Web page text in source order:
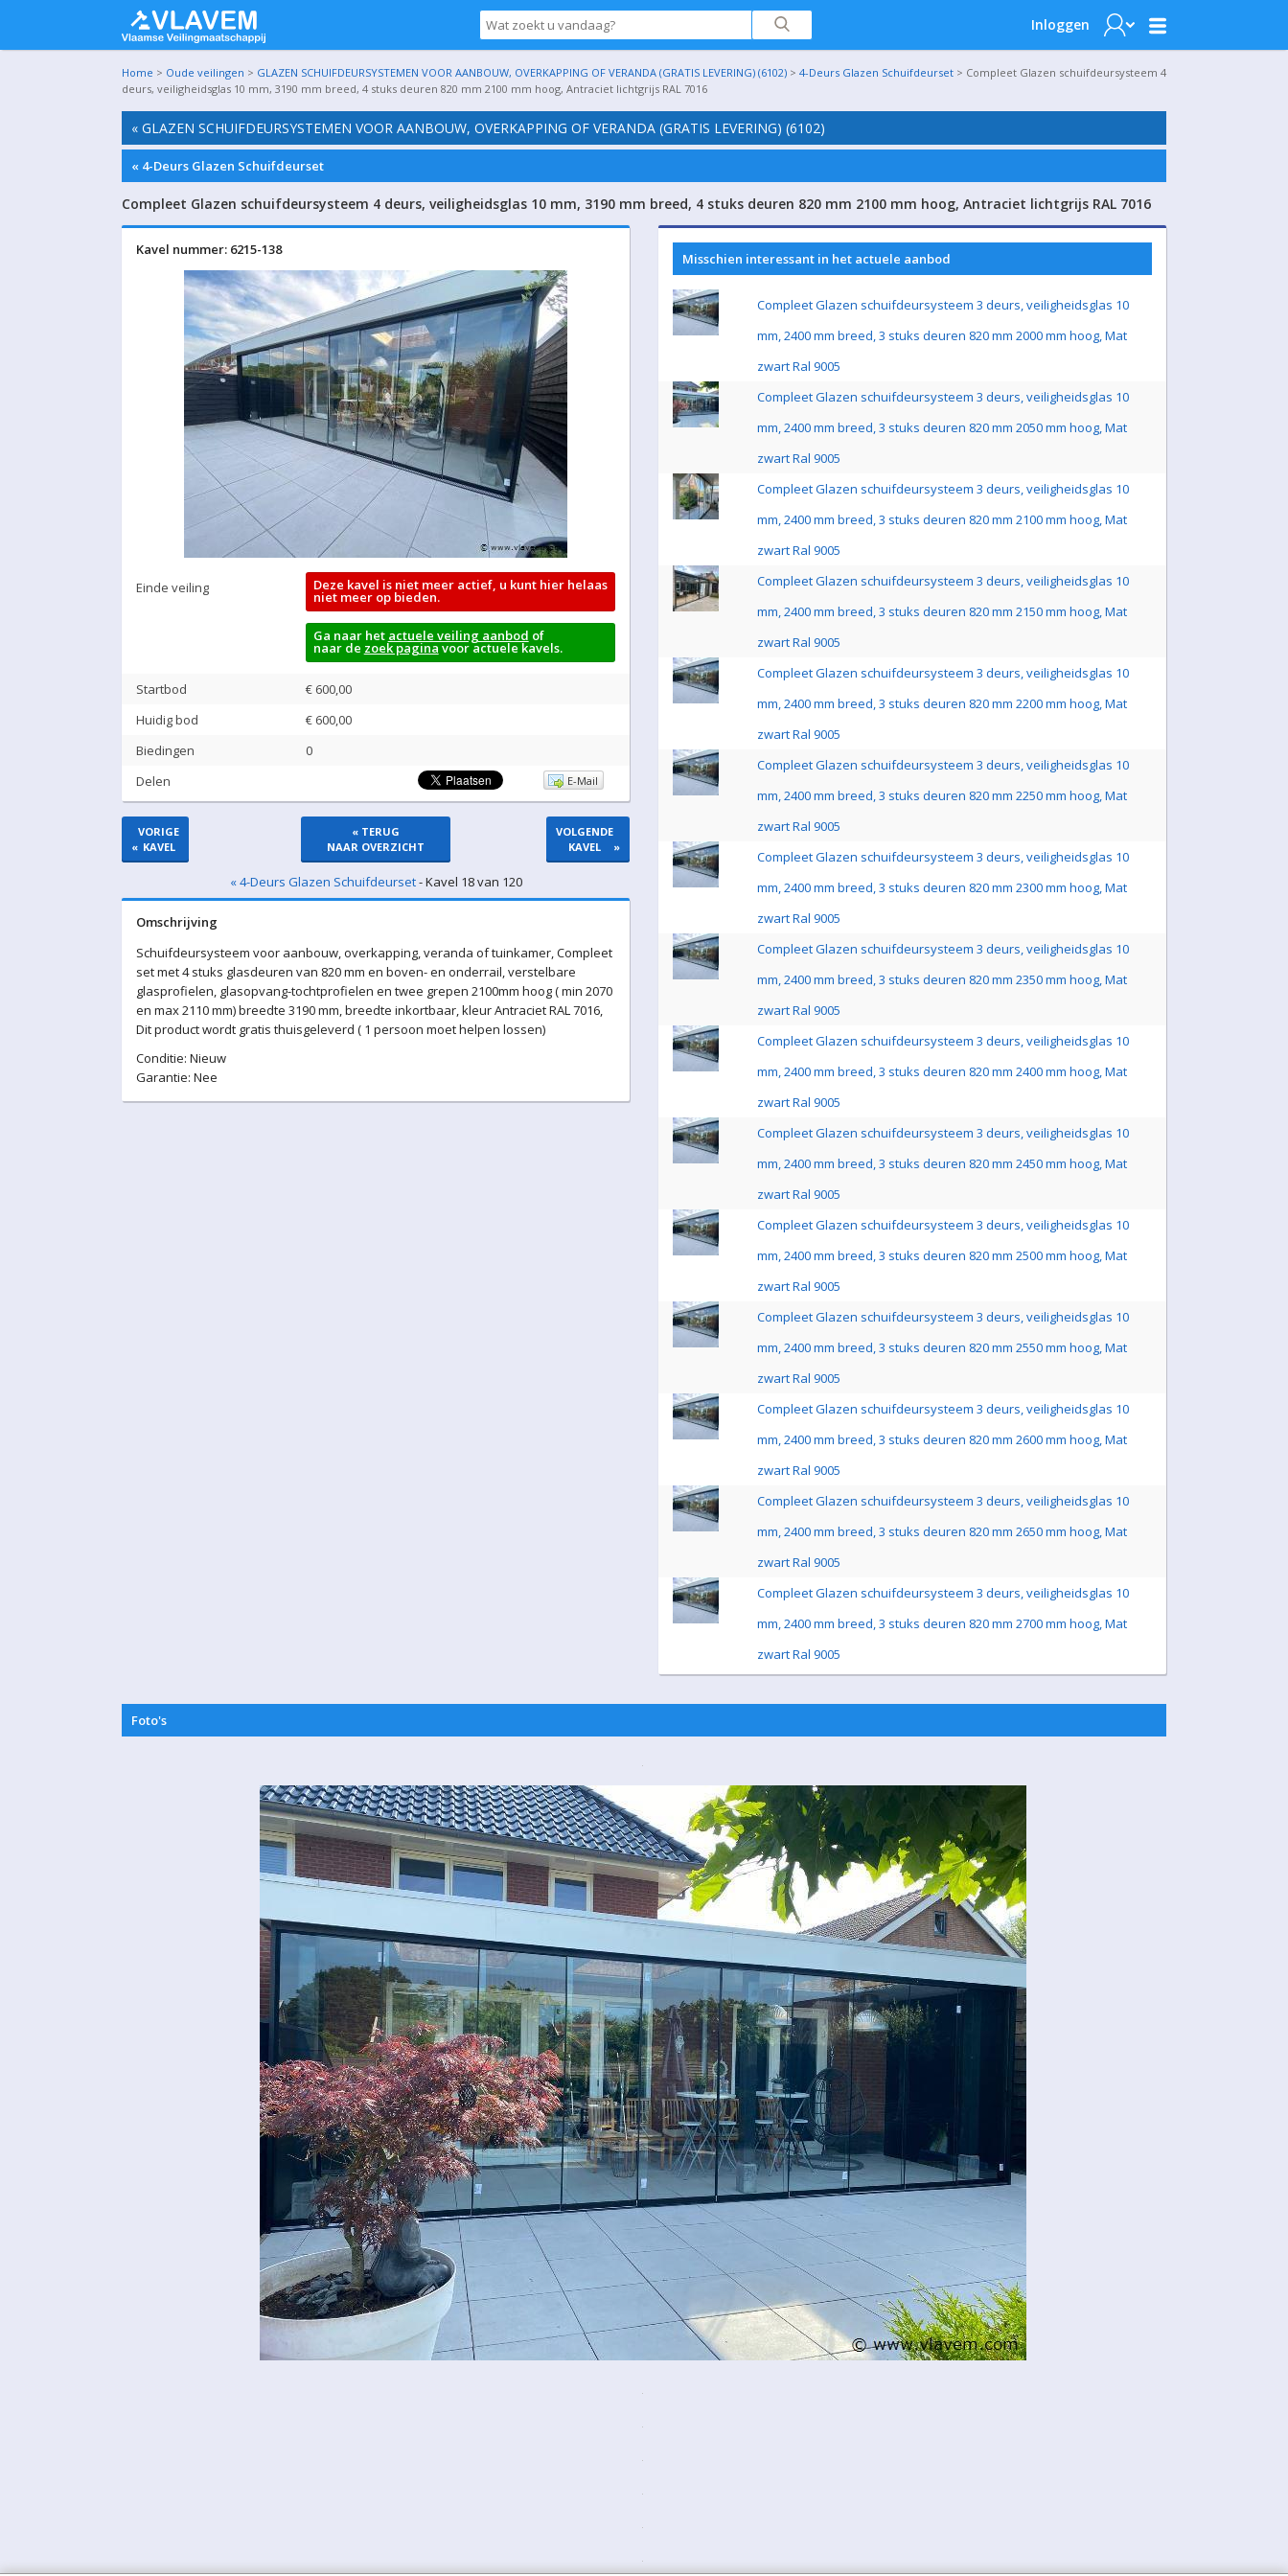
Inloggen
Home > Oude veilingen > GLAZEN SCHUIFDEURSYSTEMEN VOOR AANBOUW, OVERKAPPING OF VERANDA (GRATIS LEVERING) (6102) > 4-Deurs Glazen Schuifdeurset > Compleet Glazen schuifdeursysteem 4
deurs, veiligheidsglas 10 mm, 3190 mm breed, 4 stuks deuren 820 mm 2100 mm hoog, Antraciet lichtgrijs RAL 7016
« GLAZEN SCHUIFDEURSYSTEMEN VOOR AANBOUW, OVERKAPPING OF VERANDA (GRATIS LEVERING) (6102)
« 4-Deurs Glazen Schuifdeurset
Compleet Glazen schuifdeursysteem 4 deurs, veiligheidsglas 10 mm, 3190 mm breed, 4 stuks deuren 820 mm 2100 mm hoog, Antraciet lichtgrijs RAL 7016
Kavel nummer: 6215-138
Einde veiling Deze kavel is niet meer actief, u kunt hier helaas
niet meer op bieden.
Ga naar het actuele veiling aanbod of
naar de zoek paginavoor actuele kavels.
Startbod
€ 600,00
Huidig bod
€ 600,00
Biedingen
0
Delen
E-Mail
«
VORIGE
KAVEL
« TERUG
NAAR OVERZICHT
VOLGENDE
KAVEL
»
« 4-Deurs Glazen Schuifdeurset- Kavel 18 van 120
Omschrijving
Schuifdeursysteem voor aanbouw, overkapping, veranda of tuinkamer, Compleet
set met 4 stuks glasdeuren van 820 mm en boven- en onderrail, verstelbare
glasprofielen, glasopvang-tochtprofielen en twee grepen 2100mm hoog ( min 2070
en max 2110 mm) breedte 3190 mm, breedte inkortbaar, kleur Antraciet RAL 7016,
Dit product wordt gratis thuisgeleverd ( 1 persoon moet helpen lossen)
Conditie: Nieuw
Garantie: Nee
Misschien interessant in het actuele aanbod
Compleet Glazen schuifdeursysteem 3 deurs, veiligheidsglas 10
mm, 2400 mm breed, 3 stuks deuren 820 mm 2000 mm hoog, Mat
zwart Ral 9005
Compleet Glazen schuifdeursysteem 3 deurs, veiligheidsglas 10
mm, 2400 mm breed, 3 stuks deuren 820 mm 2050 mm hoog, Mat
zwart Ral 9005
Compleet Glazen schuifdeursysteem 3 deurs, veiligheidsglas 10
mm, 2400 mm breed, 3 stuks deuren 820 mm 2100 mm hoog, Mat
zwart Ral 9005
Compleet Glazen schuifdeursysteem 3 deurs, veiligheidsglas 10
mm, 2400 mm breed, 3 stuks deuren 820 mm 2150 mm hoog, Mat
zwart Ral 9005
Compleet Glazen schuifdeursysteem 3 deurs, veiligheidsglas 10
mm, 2400 mm breed, 3 stuks deuren 820 mm 2200 mm hoog, Mat
zwart Ral 9005
Compleet Glazen schuifdeursysteem 3 deurs, veiligheidsglas 10
mm, 2400 mm breed, 3 stuks deuren 820 mm 2250 mm hoog, Mat
zwart Ral 9005
Compleet Glazen schuifdeursysteem 3 deurs, veiligheidsglas 10
mm, 2400 mm breed, 3 stuks deuren 820 mm 2300 mm hoog, Mat
zwart Ral 9005
Compleet Glazen schuifdeursysteem 3 deurs, veiligheidsglas 10
mm, 2400 mm breed, 3 stuks deuren 820 mm 2350 mm hoog, Mat
zwart Ral 9005
Compleet Glazen schuifdeursysteem 3 deurs, veiligheidsglas 10
mm, 2400 mm breed, 3 stuks deuren 820 mm 2400 mm hoog, Mat
zwart Ral 9005
Compleet Glazen schuifdeursysteem 3 deurs, veiligheidsglas 10
mm, 2400 mm breed, 3 stuks deuren 820 mm 2450 mm hoog, Mat
zwart Ral 9005
Compleet Glazen schuifdeursysteem 3 deurs, veiligheidsglas 10
mm, 2400 mm breed, 3 stuks deuren 820 mm 2500 mm hoog, Mat
zwart Ral 9005
Compleet Glazen schuifdeursysteem 3 deurs, veiligheidsglas 10
mm, 2400 mm breed, 3 stuks deuren 820 mm 2550 mm hoog, Mat
zwart Ral 9005
Compleet Glazen schuifdeursysteem 3 deurs, veiligheidsglas 10
mm, 2400 mm breed, 3 stuks deuren 820 mm 2600 mm hoog, Mat
zwart Ral 9005
Compleet Glazen schuifdeursysteem 3 deurs, veiligheidsglas 10
mm, 2400 mm breed, 3 stuks deuren 820 mm 2650 mm hoog, Mat
zwart Ral 9005
Compleet Glazen schuifdeursysteem 3 deurs, veiligheidsglas 10
mm, 2400 mm breed, 3 stuks deuren 820 mm 2700 mm hoog, Mat
zwart Ral 9005
Foto's